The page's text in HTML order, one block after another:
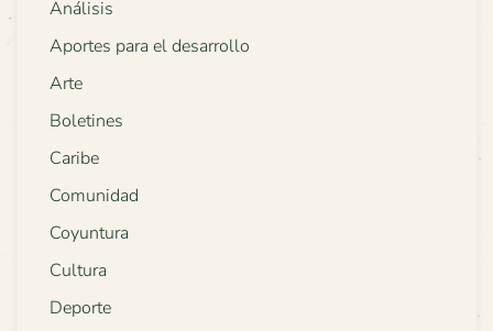
Análisis
Aportes para el desarrollo
Arte
Boletines
Caribe
Comunidad
Coyuntura
Cultura
Deporte